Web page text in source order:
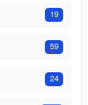
19
59
24